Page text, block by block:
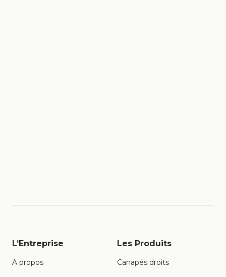
L’Entreprise
A propos
Les Produits
Canapés droits